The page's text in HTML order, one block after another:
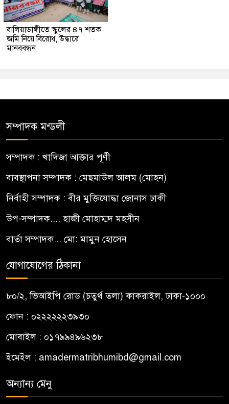
বালিয়াডাঙ্গীতে স্কুলের ৪৭ শতক
জমি নিয়ে বিরোধ, উদ্ধারে
মানববন্ধন
সম্পাদক মন্ডলী
সম্পাদক : খাদিজা আক্তার পূর্ণী
ব্যবস্থাপনা সম্পাদক : মেছমাউল আলম (মোহন)
নির্বাহী সম্পাদক : বীর মুক্তিযোদ্ধা জোনাস ঢাকী
উপ-সম্পাদক.... হাজী মোহাম্মদ মহসীন
বার্তা সম্পাদক... মো: মামুন হোসেন
যোগাযোগের ঠিকানা
৮০/২, ভিআইপি রোড (চতুর্থ তলা) কাকরাইল, ঢাকা-১০০০
ফোন : ০২২২২২২৩৯৩০
মোবাইল : ০১৭৯৯৪৯৬২৩৮
ইমেইল : amadermatribhumibd@gmail.com
অন্যান্য মেনু